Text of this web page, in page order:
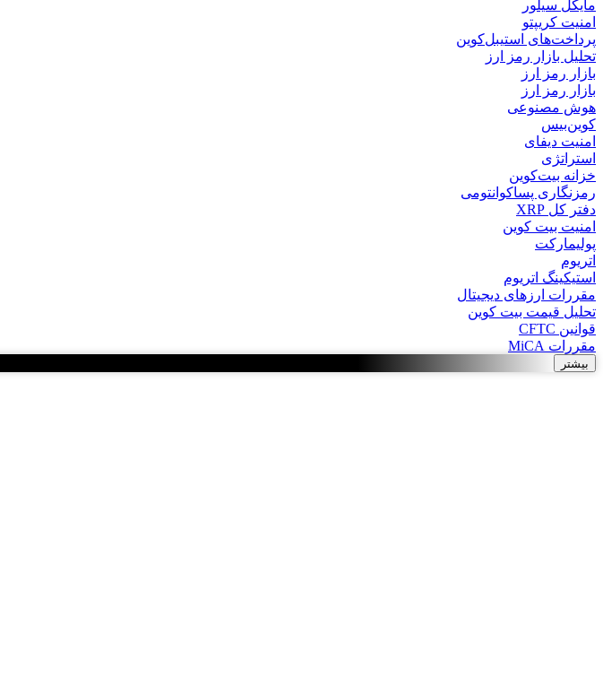
مایکل سیلور
امنیت کریپتو
پرداخت‌های استیبل‌کوین
تحلیل بازار رمز ارز
بازار رمز ارز
بازار رمز ارز
هوش مصنوعی
کوین‌بیس
امنیت دیفای
استراتژی
خزانه بیت‌کوین
رمزنگاری پساکوانتومی
دفتر کل XRP
امنیت بیت کوین
پولیمارکت
اتریوم
استیکینگ اتریوم
مقررات ارزهای دیجیتال
تحلیل قیمت بیت کوین
قوانین CFTC
مقررات MiCA
بیشتر